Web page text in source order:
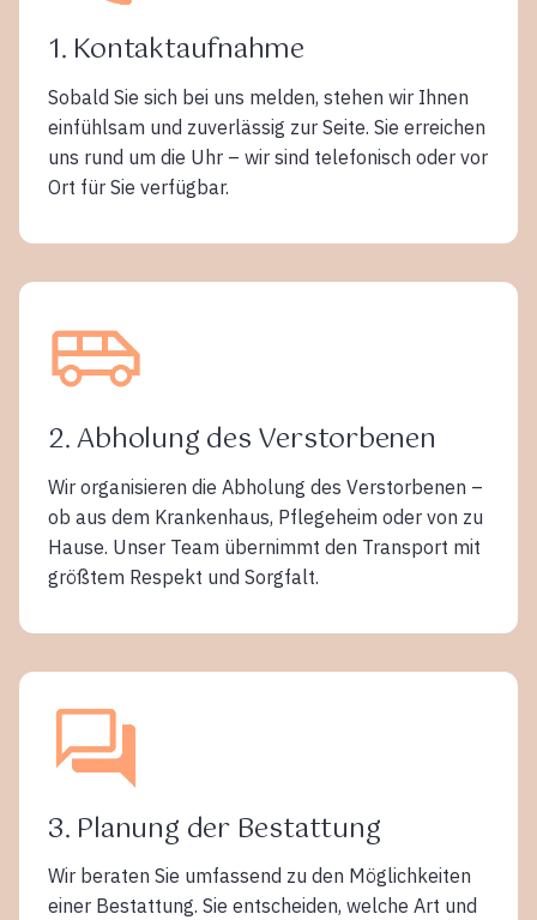
1. Kontaktaufnahme
Sobald Sie sich bei uns melden, stehen wir Ihnen
einfühlsam und zuverlässig zur Seite. Sie erreichen
uns rund um die Uhr – wir sind telefonisch oder vor
Ort für Sie verfügbar.
2. Abholung des Verstorbenen
Wir organisieren die Abholung des Verstorbenen –
ob aus dem Krankenhaus, Pflegeheim oder von zu
Hause. Unser Team übernimmt den Transport mit
größtem Respekt und Sorgfalt.
3. Planung der Bestattung
Wir beraten Sie umfassend zu den Möglichkeiten
einer Bestattung. Sie entscheiden, welche Art und